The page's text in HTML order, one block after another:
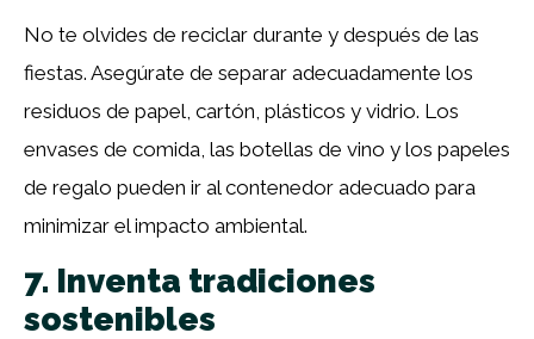
No te olvides de reciclar durante y después de las
fiestas. Asegúrate de separar adecuadamente los
residuos de papel, cartón, plásticos y vidrio. Los
envases de comida, las botellas de vino y los papeles
de regalo pueden ir al contenedor adecuado para
minimizar el impacto ambiental.
7. Inventa tradiciones
sostenibles